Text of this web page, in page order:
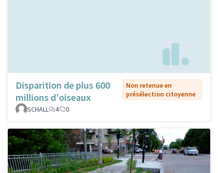
Disparition de plus 600
millions d'oiseaux
Non retenue en
présélection citoyenne
SCHALL
4 0